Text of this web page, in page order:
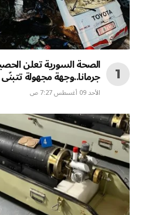
الصحة السورية تعلن
جرمانا..وجهة مجهولة
الأحد 09 أغسطس 7:27 ص